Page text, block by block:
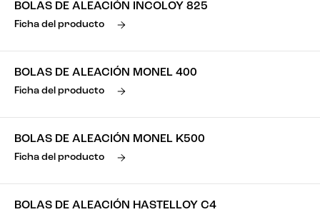
BOLAS DE ALEACIÓN INCOLOY 825
Ficha del producto
BOLAS DE ALEACIÓN MONEL 400
Ficha del producto
BOLAS DE ALEACIÓN MONEL K500
Ficha del producto
BOLAS DE ALEACIÓN HASTELLOY C4